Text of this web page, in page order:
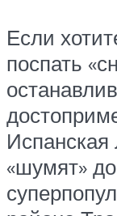
Если
поспать
«шумят»